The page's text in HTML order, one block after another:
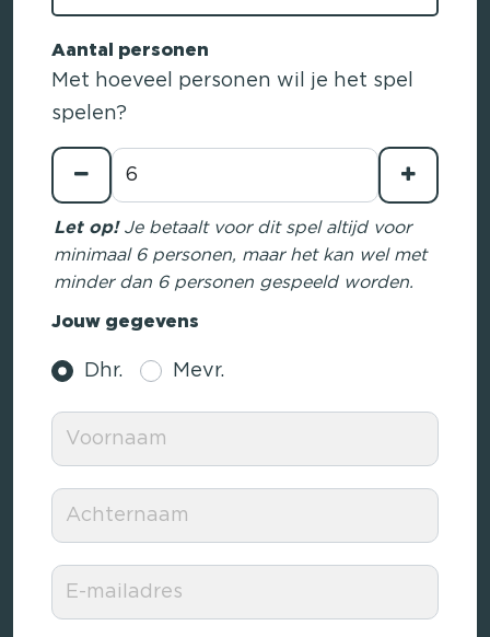
Aantal personen
Met hoeveel personen wil je het spel
spelen?
Let op!Je betaalt voor dit spel altijd voor
minimaal 6 personen, maar het kan wel met
minder dan 6 personen gespeeld worden.
Jouw gegevens
Dhr. Mevr.